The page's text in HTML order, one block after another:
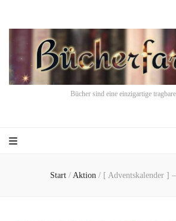
Bücher sind eine einzigartige
Start / Aktion / [ Adventskalender ]